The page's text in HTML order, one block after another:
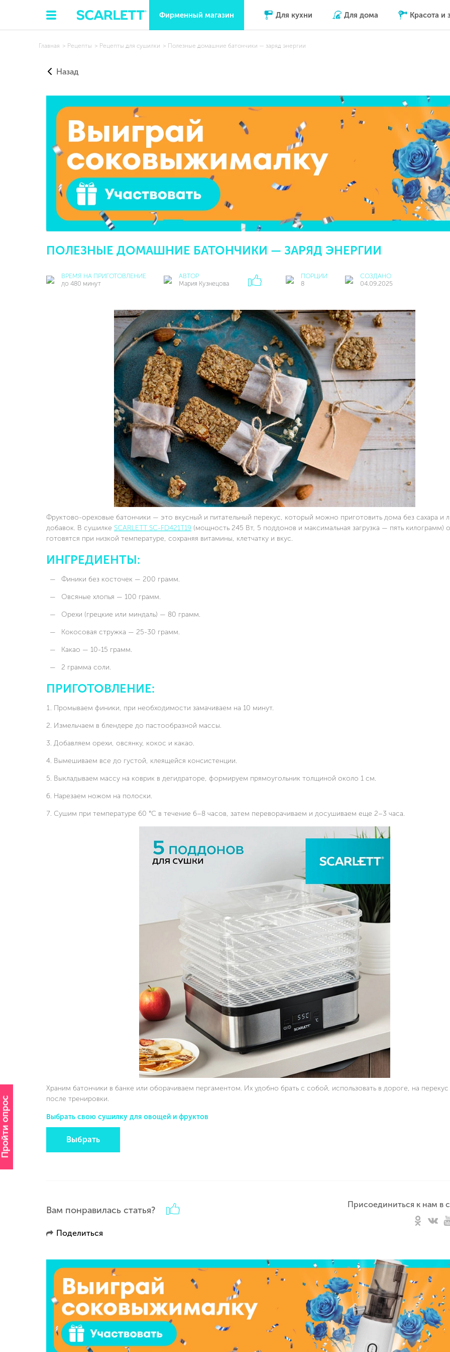
Фирменный магазин Для кухни Для дома Красота и
Пройти опрос
Главная Рецепты Рецепты для сушилки Полезные домашние батончики — заряд энергии
Назад
ПОЛЕЗНЫЕ ДОМАШНИЕ БАТОНЧИКИ — ЗАРЯД ЭНЕРГИИ
ВРЕМЯ НА ПРИГОТОВЛЕНИЕ
до 480 минут
АВТОР
Мария Кузнецова
ПОРЦИИ
8
СОЗДАНО
04.09.2025
Фруктово-ореховые батончики — это вкусный и питательный перекус, который можно приготовить дома без сахара и
добавок. В сушилке SCARLETT SC-FD421T19 (мощность 245 Вт, 5 поддонов и максимальная загрузка — пять килограмм)
готовятся при низкой температуре, сохраняя витамины, клетчатку и вкус.
ИНГРЕДИЕНТЫ:
Финики без косточек — 200 грамм.
Овсяные хлопья — 100 грамм.
Орехи (грецкие или миндаль) — 80 грамм.
Кокосовая стружка — 25-30 грамм.
Какао — 10-15 грамм.
2 грамма соли.
ПРИГОТОВЛЕНИЕ:
Промываем финики, при необходимости замачиваем на 10 минут.
Измельчаем в блендере до пастообразной массы.
Добавляем орехи, овсянку, кокос и какао.
Вымешиваем все до густой, клеящейся консистенции.
Выкладываем массу на коврик в дегидраторе, формируем прямоугольник толщиной около 1 см.
Нарезаем ножом на полоски.
Сушим при температуре 60 °C в течение 6–8 часов, затем переворачиваем и досушиваем еще 2–3 часа.
Храним батончики в банке или оборачиваем пергаментом. Их удобно брать с собой, использовать в дороге, на перекус
после тренировки.
Выбрать свою сушилку для овощей и фруктов
Выбрать
Вам понравилась статья?
Поделиться
Присоединиться к нам в
SC-FD421T19 СУШИЛКА ДЛЯ
ОВОЩЕЙ И ФРУКТОВ
4.9 (93 отзыва)
ПОДРОБНЕЕ
SC-FD421T19
ОВОЩЕЙ И
4.9 (93